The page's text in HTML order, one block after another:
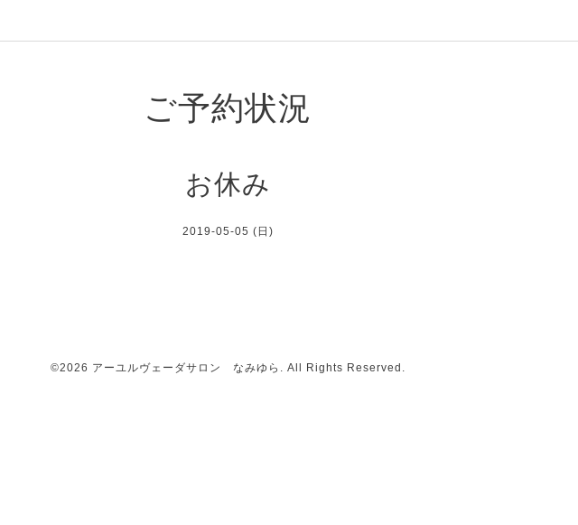
ご予約状況
お休み
2019-05-05 (日)
©2026 アーユルヴェーダサロン なみゆら . All Rights Reserved.